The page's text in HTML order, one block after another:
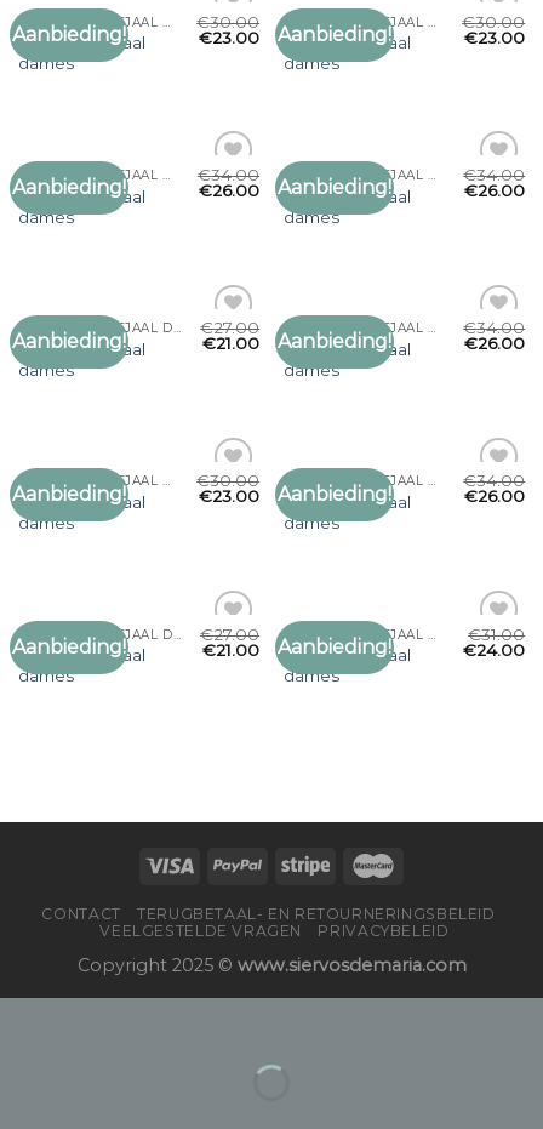
Aanbieding!
Toevoegen
OLIJFGROENE SJAAL DAMES
olijfgroene sjaal
dames
€30.00
€23.00 Aanbieding!
Toevoegen
OLIJFGROENE SJAAL DAMES
olijfgroene sjaal
dames
€30.00
€23.00
Aanbieding!
Toevoegen
OLIJFGROENE SJAAL DAMES
olijfgroene sjaal
dames
€34.00
€26.00 Aanbieding!
Toevoegen
OLIJFGROENE SJAAL DAMES
olijfgroene sjaal
dames
€34.00
€26.00
Aanbieding!
Toevoegen
OLIJFGROENE SJAAL DAMES
olijfgroene sjaal
dames
€27.00
€21.00 Aanbieding!
Toevoegen
OLIJFGROENE SJAAL DAMES
olijfgroene sjaal
dames
€34.00
€26.00
Aanbieding!
Toevoegen
OLIJFGROENE SJAAL DAMES
olijfgroene sjaal
dames
€30.00
€23.00 Aanbieding!
Toevoegen
OLIJFGROENE SJAAL DAMES
olijfgroene sjaal
dames
€34.00
€26.00
Aanbieding!
Toevoegen
OLIJFGROENE SJAAL DAMES
olijfgroene sjaal
dames
€27.00
€21.00 Aanbieding!
Toevoegen
OLIJFGROENE SJAAL DAMES
olijfgroene sjaal
dames
€31.00
€24.00
CONTACT
TERUGBETAAL- EN RETOURNERINGSBELEID
VEELGESTELDE VRAGEN
PRIVACYBELEID
Copyright 2025 © www.siervosdemaria.com